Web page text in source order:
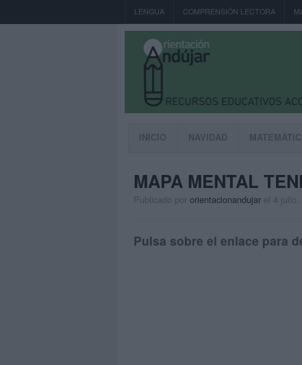
LENGUA COMPRENSIÓN LECTORA
INICIO NAVIDAD
MAPA MENTAL
Publicado por orientacionandujar el 4 julio,
Pulsa sobre el enlace para